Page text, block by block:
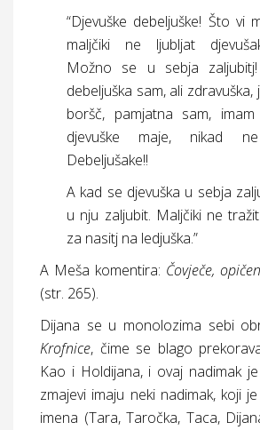
“Djevuške debeljuške! Što vi
maljčiki ne ljubljat
Možno se u sebja zaljubitj!
debeljuška sam, ali zdravuška,
boršč, pamjatna sam,
djevuške maje, nikad
Debeljušake!!
A kad se djevuška u sebja
u nju zaljubit. Maljčiki ne
za nasitj na ledjuška.”
A Meša komentira: Čovječe,
(str. 265).
Dijana se u monolozima sebi
Krofnice, čime se blago
Kao i Holdijana, i ovaj nadimak
zmajevi imaju neki nadimak, koji
imena (Tara, Taročka, Taca,